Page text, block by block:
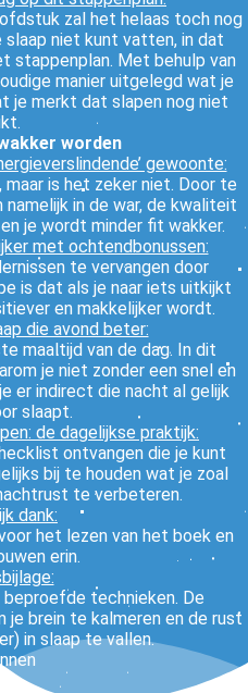
zal het helaas toch nog
niet kunt vatten, in dat
stappenplan. Met behulp van
manier uitgelegd wat je
je merkt dat slapen nog niet
worden
gewoonte:
is het zeker niet. Door te
in de war, de kwaliteit
je wordt minder fit wakker.
met ochtendbonussen:
te vervangen door
is dat als je naar iets uitkijkt
en makkelijker wordt.
die avond beter:
maaltijd van de dag. In dit
je niet zonder een snel en
er indirect die nacht al gelijk
slaapt.
de dagelijkse praktijk:
ontvangen die je kunt
bij te houden wat je zoal
te verbeteren.
dank:
het lezen van het boek en
erin.
technieken. De
je brein te kalmeren en de rust
in slaap te vallen.